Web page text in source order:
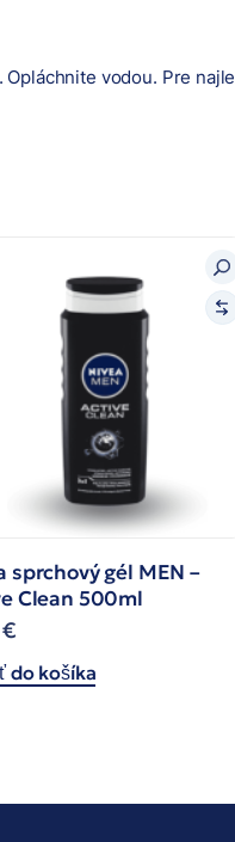
vodou. Pre
sprchový gél MEN –
Clean 500ml
€
do košíka